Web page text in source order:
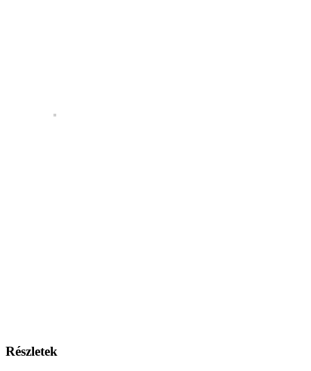
Részletek